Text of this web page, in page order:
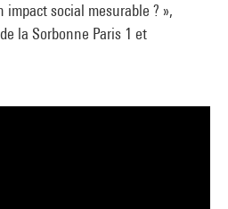
social mesurable ? »,
la Sorbonne Paris 1 et